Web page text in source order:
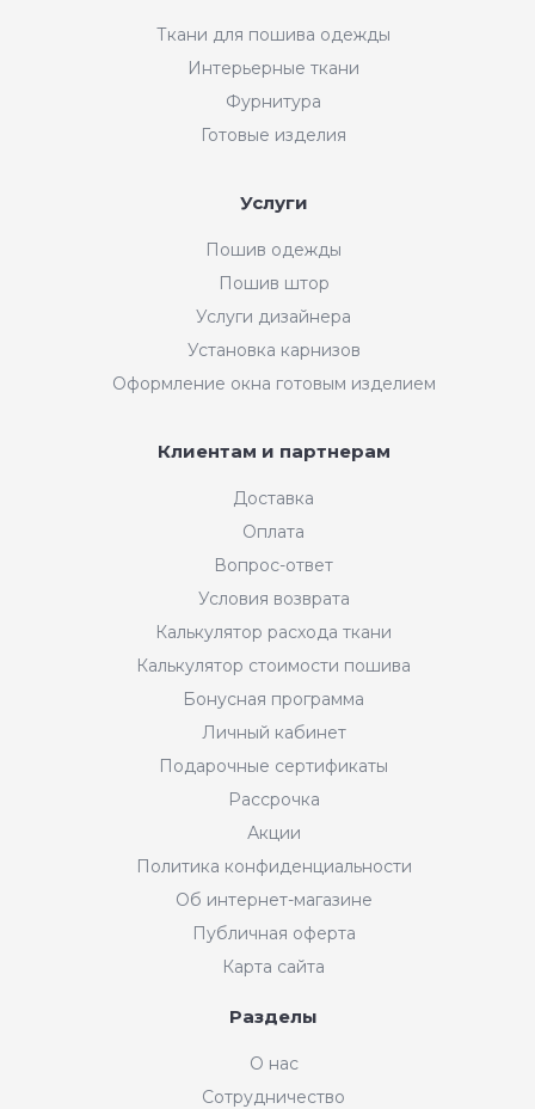
Ткани для пошива одежды
Интерьерные ткани
Фурнитура
Готовые изделия
Услуги
Пошив одежды
Пошив штор
Услуги дизайнера
Установка карнизов
Оформление окна готовым изделием
Клиентам и партнерам
Доставка
Оплата
Вопрос-ответ
Условия возврата
Калькулятор расхода ткани
Калькулятор стоимости пошива
Бонусная программа
Личный кабинет
Подарочные сертификаты
Рассрочка
Акции
Политика конфиденциальности
Об интернет-магазине
Публичная оферта
Карта сайта
Разделы
О нас
Сотрудничество